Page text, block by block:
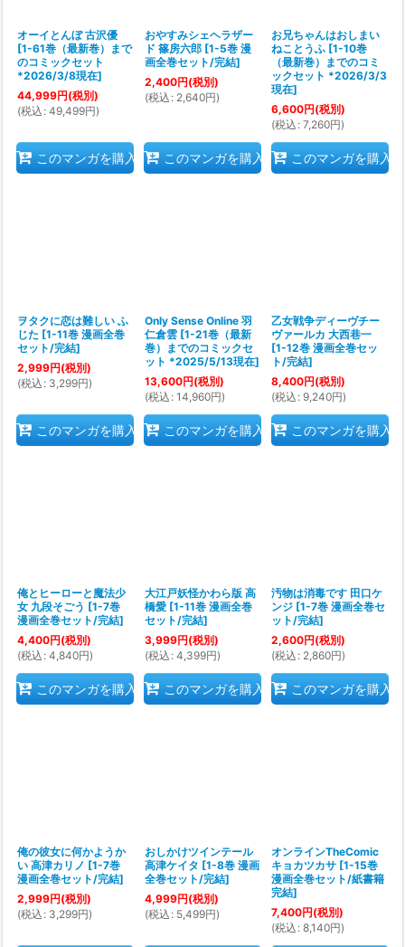
オーイとんぼ 古沢優
[1-61巻（最新巻）まで
のコミックセット
*2026/3/8現在]
44,999円(税別)
(税込 : 49,499円)
このマンガを購入
おやすみシェヘラザー
ド 篠房六郎 [1-5巻 漫
画全巻セット/完結]
2,400円(税別)
(税込 : 2,640円)
このマンガを購入
お兄ちゃんはおしまい
ねことうふ [1-10巻
（最新巻）までのコミ
ックセット *2026/3/3
現在]
6,600円(税別)
(税込 : 7,260円)
このマンガを購入
ヲタクに恋は難しい ふ
じた [1-11巻 漫画全巻
セット/完結]
2,999円(税別)
(税込 : 3,299円)
このマンガを購入
Only Sense Online 羽
仁倉雲 [1-21巻（最新
巻）までのコミックセ
ット *2025/5/13現在]
13,600円(税別)
(税込 : 14,960円)
このマンガを購入
乙女戦争ディーヴチー
ヴァールカ 大西巷一
[1-12巻 漫画全巻セッ
ト/完結]
8,400円(税別)
(税込 : 9,240円)
このマンガを購入
俺とヒーローと魔法少
女 九段そごう [1-7巻
漫画全巻セット/完結]
4,400円(税別)
(税込 : 4,840円)
このマンガを購入
大江戸妖怪かわら版 高
橋愛 [1-11巻 漫画全巻
セット/完結]
3,999円(税別)
(税込 : 4,399円)
このマンガを購入
汚物は消毒です 田口ケ
ンジ [1-7巻 漫画全巻セ
ット/完結]
2,600円(税別)
(税込 : 2,860円)
このマンガを購入
俺の彼女に何かようか
い 高津カリノ [1-7巻
漫画全巻セット/完結]
2,999円(税別)
(税込 : 3,299円)
おしかけツインテール
高津ケイタ [1-8巻 漫画
全巻セット/完結]
4,999円(税別)
(税込 : 5,499円)
オンラインTheComic
キョカツカサ [1-15巻
漫画全巻セット/紙書籍
完結]
7,400円(税別)
(税込 : 8,140円)